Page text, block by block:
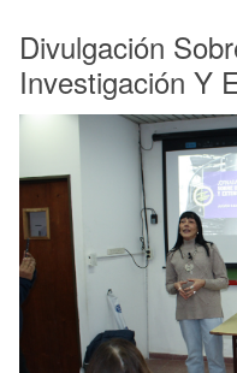
Divulgación
Investigación Y